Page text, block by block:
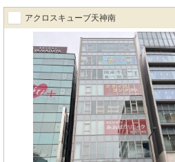
アクロスキューブ天神南